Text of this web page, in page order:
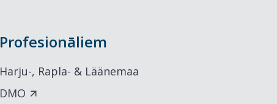
Profesionāliem
Harju-, Rapla- & Läänemaa
DMO